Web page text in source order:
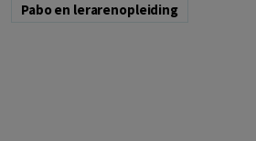
Pabo en lerarenopleiding